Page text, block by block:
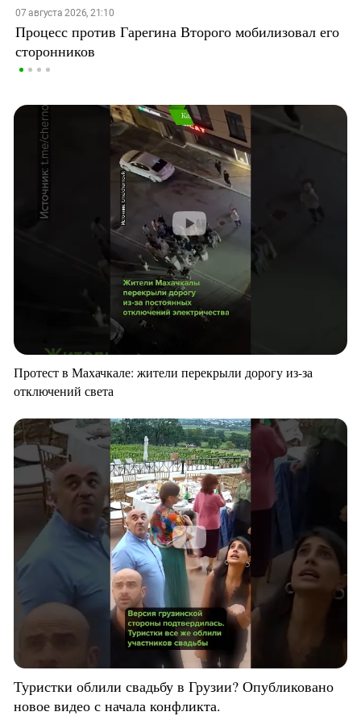
07 августа 2026, 21:10
Процесс против Гарегина Второго мобилизовал его
сторонников
Протест в Махачкале: жители перекрыли дорогу из-за
отключений света
Туристки облили свадьбу в Грузии? Опубликовано
новое видео с начала конфликта.